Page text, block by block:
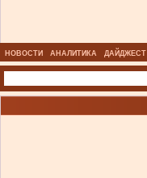
НОВОСТИ АНАЛИТИКА ДАЙДЖЕСТ